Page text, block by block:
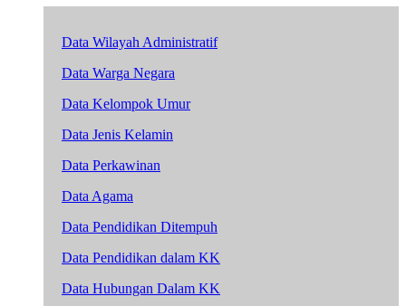
Data Wilayah Administratif
Data Warga Negara
Data Kelompok Umur
Data Jenis Kelamin
Data Perkawinan
Data Agama
Data Pendidikan Ditempuh
Data Pendidikan dalam KK
Data Hubungan Dalam KK